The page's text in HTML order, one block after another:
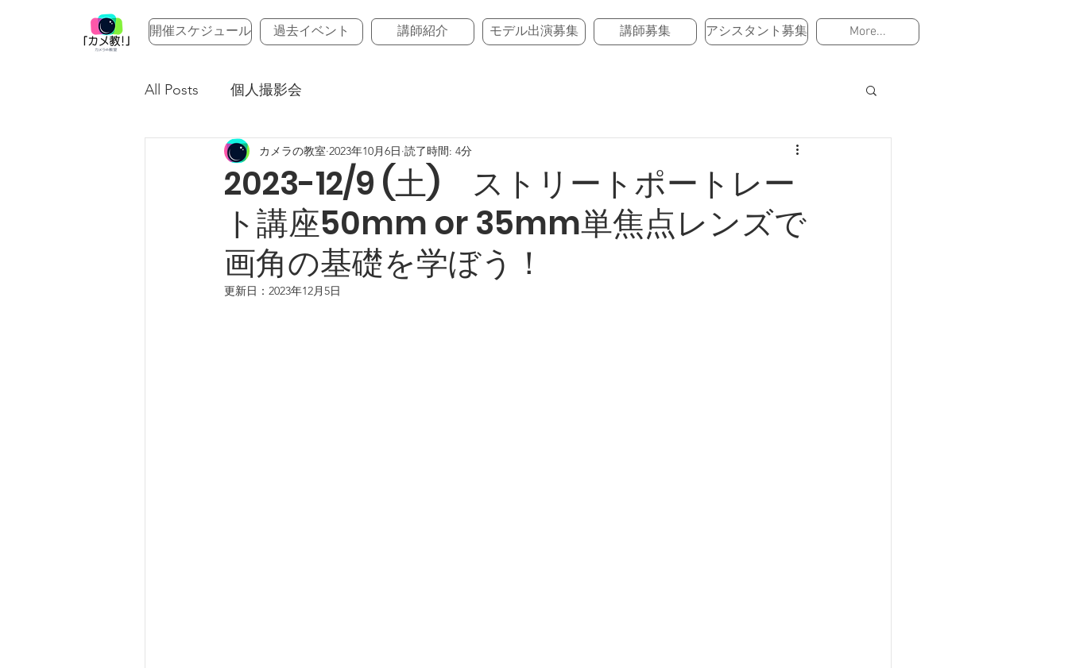
開催スケジュール 過去イベント 講師紹介 モデル出演募集 講師募集 アシスタント募集 More...
All Posts 個人撮影会
2023-12/9 (土) ストリートポートレー
ト講座50mm or 35mm単焦点レンズで
画角の基礎を学ぼう！
カメラの教室 2023年10月6日 読了時間: 4分
更新日： 2023年12月5日